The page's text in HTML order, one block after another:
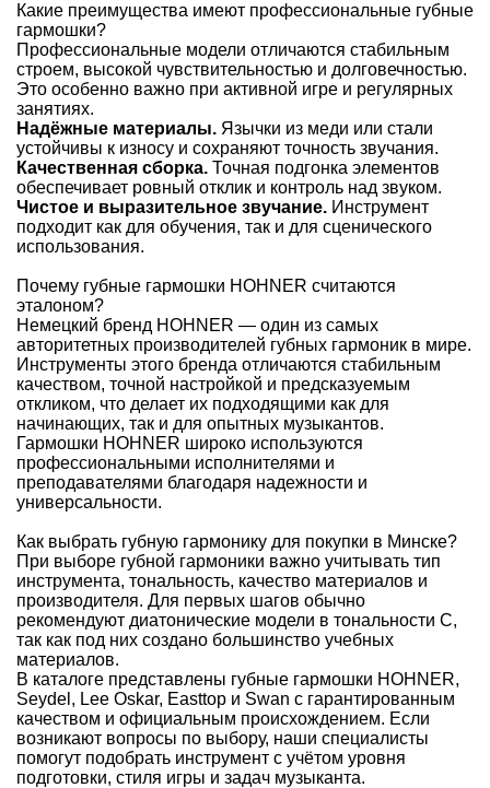
Какие преимущества имеют профессиональные губные
гармошки?
Профессиональные модели отличаются стабильным
строем, высокой чувствительностью и долговечностью.
Это особенно важно при активной игре и регулярных
занятиях.
Надёжные материалы. Язычки из меди или стали
устойчивы к износу и сохраняют точность звучания.
Качественная сборка. Точная подгонка элементов
обеспечивает ровный отклик и контроль над звуком.
Чистое и выразительное звучание. Инструмент
подходит как для обучения, так и для сценического
использования.
Почему губные гармошки HOHNER считаются
эталоном?
Немецкий бренд HOHNER — один из самых
авторитетных производителей губных гармоник в мире.
Инструменты этого бренда отличаются стабильным
качеством, точной настройкой и предсказуемым
откликом, что делает их подходящими как для
начинающих, так и для опытных музыкантов.
Гармошки HOHNER широко используются
профессиональными исполнителями и
преподавателями благодаря надежности и
универсальности.
Как выбрать губную гармонику для покупки в Минске?
При выборе губной гармоники важно учитывать тип
инструмента, тональность, качество материалов и
производителя. Для первых шагов обычно
рекомендуют диатонические модели в тональности C,
так как под них создано большинство учебных
материалов.
В каталоге представлены губные гармошки HOHNER,
Seydel, Lee Oskar, Easttop и Swan с гарантированным
качеством и официальным происхождением. Если
возникают вопросы по выбору, наши специалисты
помогут подобрать инструмент с учётом уровня
подготовки, стиля игры и задач музыканта.